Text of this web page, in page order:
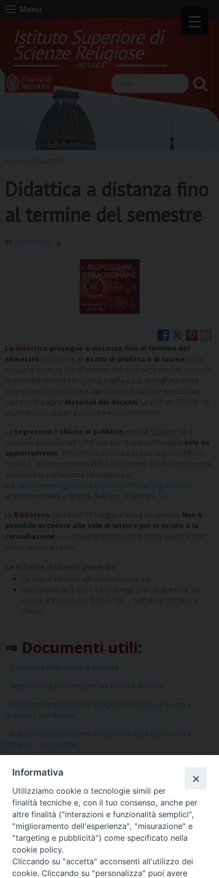
Skip
to
Menu
Istituto Superiore di
Scienze Religiose
NOVARA
contatti dove siamo
Didattica a distanza fino
al termine del semestre
APRILE 19, 2020
La didattica prosegue a distanza fino al termine del
semestre , così come gli esami di profitto e di laurea sono
previsti a distanza fino al termine dell’anno accademico, secondo
le modalità descritte in questa pagina e più dettagliatamente
nelle comunicazioni inviate agli studenti e caricate per ciascun
corso nelle pagine Materiali dei docenti su l portale DiSciTe. Gli
studenti sono invitati a consultarli costantemente.
La Segreteria chiusa al pubblico, ma dal 9 giugno sarà
possibile accedere agli uffici solo per motivi indifferibili e solo su
appuntamento. Per contatti, utilizzare la mail segreteria@issr-
novara.it, le Comunicazioni PPS o lo sportello in video conferenza
attraverso la piattaforma CiscoWebex al
link https://meetingsemea4.webex.com/meet/segreteria65
aperto mercoledì e venerdì
dalle ore 10 alle ore 12
La Biblioteca da lunedì 25 maggio è attiva da remoto. Non è
possibile accedere alle sale di lettura per lo studio o la
consultazione.
La consegna di documenti potrà avvenire solo
previo appuntamento.
Le richieste dovranno pervenire:
via mail a: biblioteca@seminarionovara.it
telefonando al n. 0321 432516 negli orari di apertura: dal
Lunedì al Venerdì ore 8.30-17.00 – Sabato e Domenica
Chiuso
⇒ Documenti utili:
Calendario delle lezioni a distanza
Regolamento pro-tempore per esami a distanza
Indicazioni pratiche per lo svolgimento degli esami orali a
distanza – per docenti
Indicazioni pratiche per lo svolgimento degli esami orali a
distanza – per studenti
distanza(sarà caricato a breve)
CALENDARIO lezioni a distanza
DISPOSIZIONI STRAORDINARIE esami - REGOLAMENTO
esami a distanza - MODALITA' TECNICHE docenti
Informativa
Utilizziamo cookie o tecnologie simili per
finalità tecniche e, con il tuo consenso, anche per
altre finalità ("interazioni e funzionalità semplici",
"miglioramento dell'esperienza", "misurazione" e
"targeting e pubblicità") come specificato nella
cookie policy.
Cliccando su "accetta" acconsenti all'utilizzo dei
cookie. Cliccando su "personalizza" puoi avere